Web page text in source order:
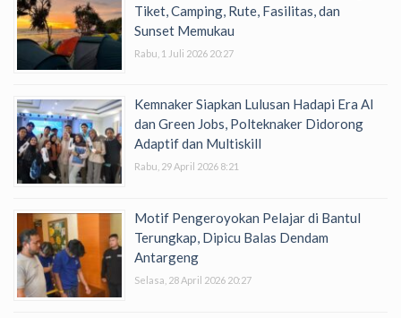
Tiket, Camping, Rute, Fasilitas, dan
Sunset Memukau
Rabu, 1 Juli 2026 20:27
Kemnaker Siapkan Lulusan Hadapi Era AI
dan Green Jobs, Polteknaker Didorong
Adaptif dan Multiskill
Rabu, 29 April 2026 8:21
Motif Pengeroyokan Pelajar di Bantul
Terungkap, Dipicu Balas Dendam
Antargeng
Selasa, 28 April 2026 20:27